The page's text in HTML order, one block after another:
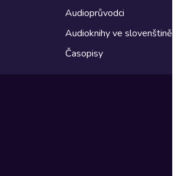
Audioprůvodci
Audioknihy ve slovenštině
Časopisy